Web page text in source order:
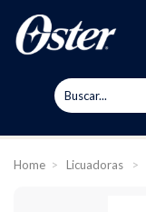
Home > Licuadoras >